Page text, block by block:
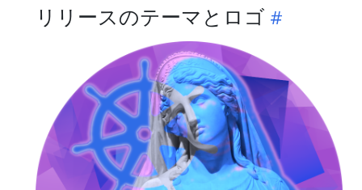
リリースのテーマとロゴ